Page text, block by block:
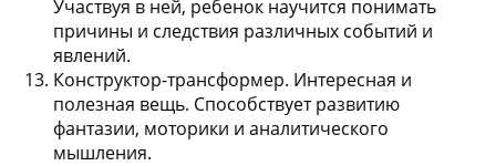
Участвуя в ней, ребенок научится понимать
причины и следствия различных событий и
явлений.
Конструктор-трансформер. Интересная и
полезная вещь. Способствует развитию
фантазии, моторики и аналитического
мышления.